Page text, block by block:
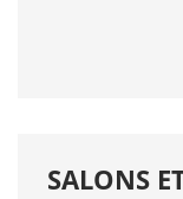
SALONS